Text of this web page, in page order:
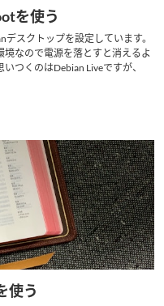
を使う
スクトップを設定しています。
なので電源を落とすと消えるよ
つくのはDebian Liveですが、
使う